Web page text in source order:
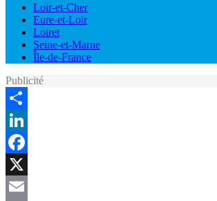
Loir-et-Cher
Eure-et-Loir
Loiret
Seine-et-Marne
Île-de-France
Publicité
Share
LinkedIn
Facebook
X